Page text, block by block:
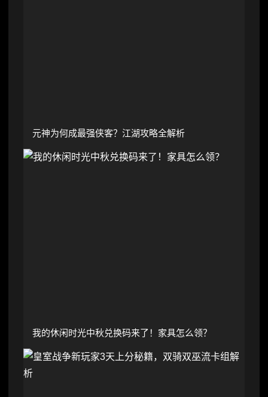
元神为何成最强侠客？江湖攻略全解析
我的休闲时光中秋兑换码来了！家具怎么领？